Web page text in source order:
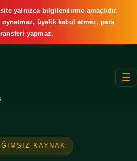
yalnızca bilgilendirme amaçlıdır.
üyelik kabul etmez, para
yapmaz.
☰
KAYNAK